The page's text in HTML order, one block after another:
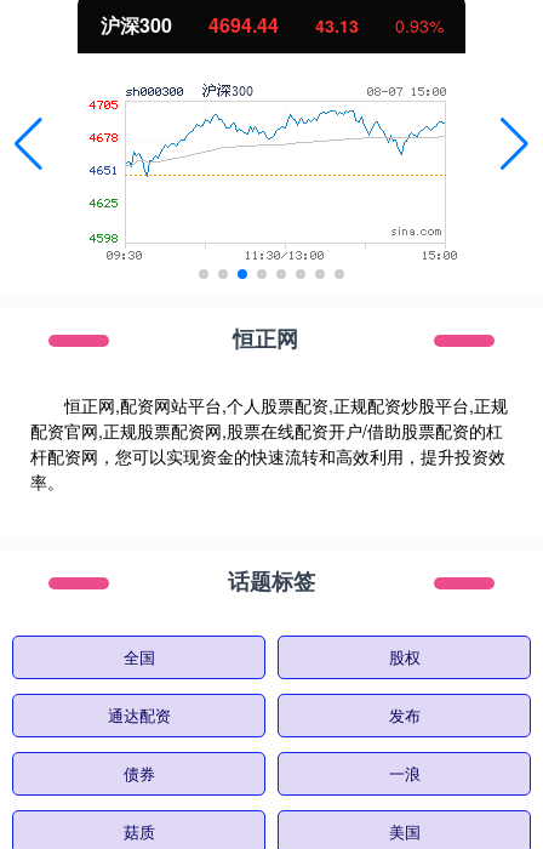
沪深300 4694.44 43.13 0.93%
恒正网
恒正网,配资网站平台,个人股票配资,正规配资炒股平台,正规
配资官网,正规股票配资网,股票在线配资开户/借助股票配资的杠
杆配资网，您可以实现资金的快速流转和高效利用，提升投资效
率。
话题标签
全国 股权
通达配资 发布
债券 一浪
菇质 美国